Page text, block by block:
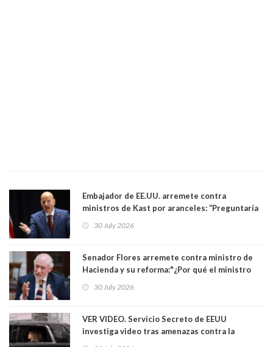
Embajador de EE.UU. arremete contra
ministros de Kast por aranceles: “Preguntaría
Yo diría que no”
30 July 2026
Senador Flores arremete contra ministro de
Hacienda y su reforma:"¿Por qué el ministro
más ricos, pasándole la aplanadora a los
30 July 2026
VER VIDEO. Servicio Secreto de EEUU
investiga video tras amenazas contra la